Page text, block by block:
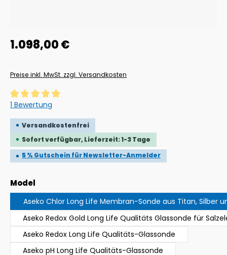
Regulärer Preis:
1.098,00 €
Preise inkl. MwSt. zzgl. Versandkosten
Durchschnittliche Bewertung von 5 von 5 Sternen
1 Bewertung
Versandkostenfrei
Sofort verfügbar, Lieferzeit: 1-3 Tage
5 % Gutschein für Newsletter-Anmelder
Model
Aseko Chlor Long Life Membran-Sonde aus Titan, Silber
Aseko Redox Gold Long Life Qualitäts Glassonde für
Aseko Redox Long Life Qualitäts-Glassonde
Aseko pH Long Life Qualitäts-Glassonde